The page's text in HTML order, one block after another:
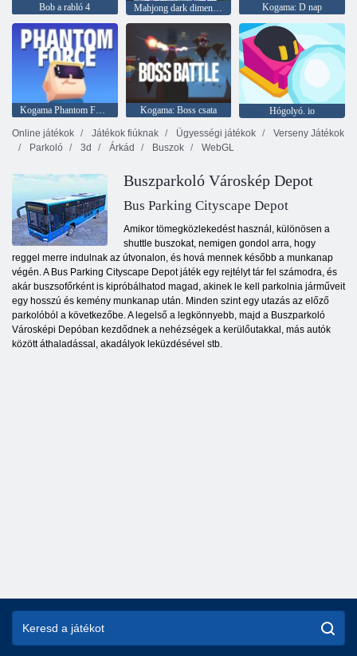
Bob a rabló 4 Mahjong dark dimensions 15 min Kogama: D nap
Kogama: Boss csata
Hógolyó. io
Online játékok
Játékok fiúknak Ügyességi játékok
Verseny Játékok
Parkoló
3d Árkád Buszok WebGL
Buszparkoló Városkép Depot
Bus Parking Cityscape Depot
Amikor tömegközlekedést használ, különösen a
shuttle buszokat, nemigen gondol arra, hogy
reggel merre indulnak az útvonalon, és hová mennek később a munkanap
végén. A Bus Parking Cityscape Depot játék egy rejtélyt tár fel számodra, és
akár buszsofőrként is kipróbálhatod magad, akinek le kell parkolnia járműveit
egy hosszú és kemény munkanap után. Minden szint egy utazás az előző
parkolóból a következőbe. A legelső a legkönnyebb, majd a Buszparkoló
Városképi Depóban kezdődnek a nehézségek a kerülőutakkal, más autók
között áthaladással, akadályok leküzdésével stb.